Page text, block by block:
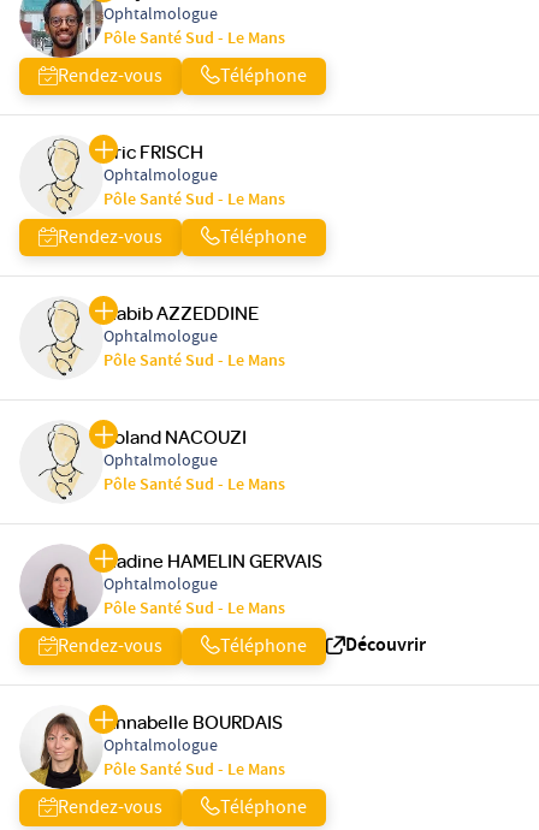
Ophtalmologue
Pôle Santé Sud - Le Mans
Rendez-vous Téléphone
Eric FRISCH
Ophtalmologue
Pôle Santé Sud - Le Mans
Rendez-vous Téléphone
Habib AZZEDDINE
Ophtalmologue
Pôle Santé Sud - Le Mans
Roland NACOUZI
Ophtalmologue
Pôle Santé Sud - Le Mans
Nadine HAMELIN GERVAIS
Ophtalmologue
Pôle Santé Sud - Le Mans
Rendez-vous Téléphone Découvrir
Annabelle BOURDAIS
Ophtalmologue
Pôle Santé Sud - Le Mans
Rendez-vous Téléphone